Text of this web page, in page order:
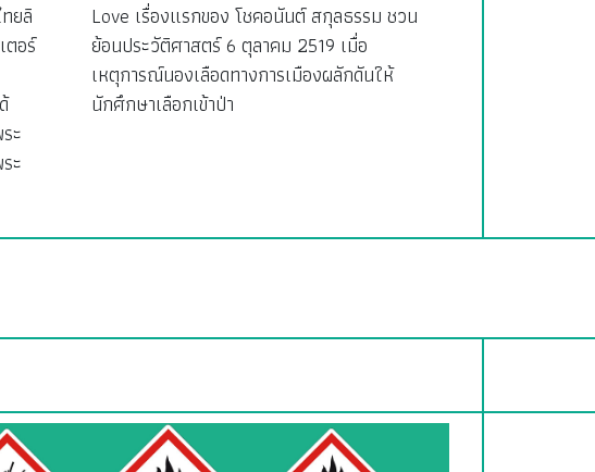
ยลิ
ตอร์
ะ
ะ
Love เรื่องแรกของ โชคอนันต์ สกุลธรรม ชวน
ย้อนประวัติศาสตร์ 6 ตุลาคม 2519 เมื่อ
เหตุการณ์นองเลือดทางการเมืองผลักดันให้
นักศึกษาเลือกเข้าป่า